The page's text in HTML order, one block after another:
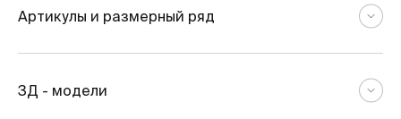
Артикулы и размерный ряд
3Д - модели